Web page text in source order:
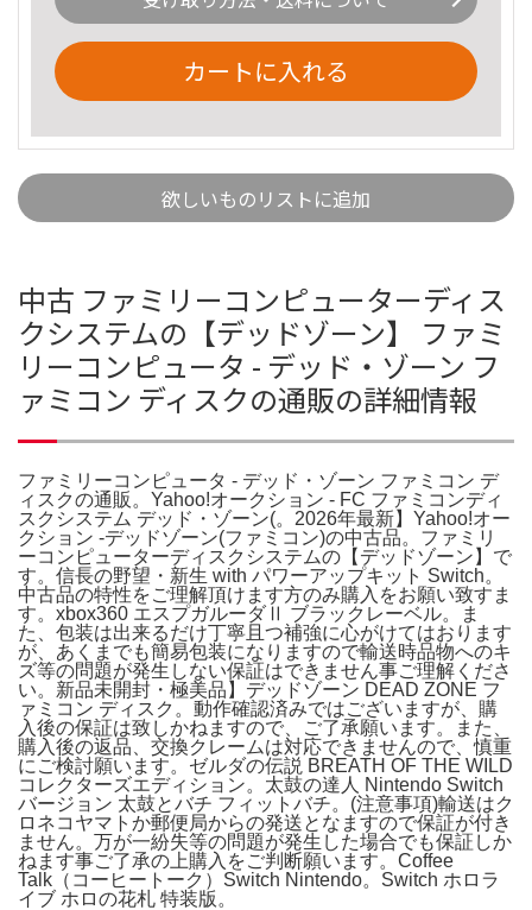
カートに入れる
欲しいものリストに追加
中古 ファミリーコンピューターディス
クシステムの【デッドゾーン】 ファミ
リーコンピュータ - デッド・ゾーン フ
ァミコン ディスクの通販の詳細情報
ファミリーコンピュータ - デッド・ゾーン ファミコン デ
ィスクの通販。Yahoo!オークション - FC ファミコンディ
スクシステム デッド・ゾーン(。2026年最新】Yahoo!オー
クション -デッドゾーン(ファミコン)の中古品。ファミリ
ーコンピューターディスクシステムの【デッドゾーン】で
す。信長の野望・新生 with パワーアップキット Switch。
中古品の特性をご理解頂けます方のみ購入をお願い致すま
す。xbox360 エスプガルーダⅡ ブラックレーベル。ま
た、包装は出来るだけ丁寧且つ補強に心がけてはおります
が、あくまでも簡易包装になりますので輸送時品物へのキ
ズ等の問題が発生しない保証はできません事ご理解くださ
い。新品未開封・極美品】デッドゾーン DEAD ZONE フ
ァミコン ディスク。動作確認済みではございますが、購
入後の保証は致しかねますので、ご了承願います。また、
購入後の返品、交換クレームは対応できませんので、慎重
にご検討願います。ゼルダの伝説 BREATH OF THE WILD
コレクターズエディション。太鼓の達人 Nintendo Switch
バージョン 太鼓とバチ フィットバチ。(注意事項)輸送はク
ロネコヤマトか郵便局からの発送となますので保証が付き
ません。万が一紛失等の問題が発生した場合でも保証しか
ねます事ご了承の上購入をご判断願います。Coffee
Talk（コーヒートーク）Switch Nintendo。Switch ホロラ
イブ ホロの花札 特装版。